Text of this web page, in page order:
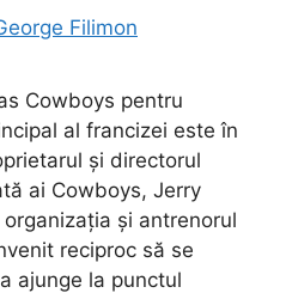
Filimon
Cowboys pentru
al francizei este în
și directorul
ai Cowboys, Jerry
și antrenorul
reciproc să se
ajunge la punctul